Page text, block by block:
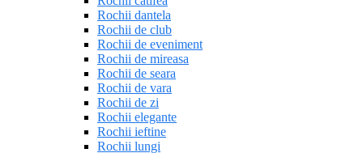
Rochii dantela
Rochii de club
Rochii de eveniment
Rochii de mireasa
Rochii de seara
Rochii de vara
Rochii de zi
Rochii elegante
Rochii ieftine
Rochii lungi